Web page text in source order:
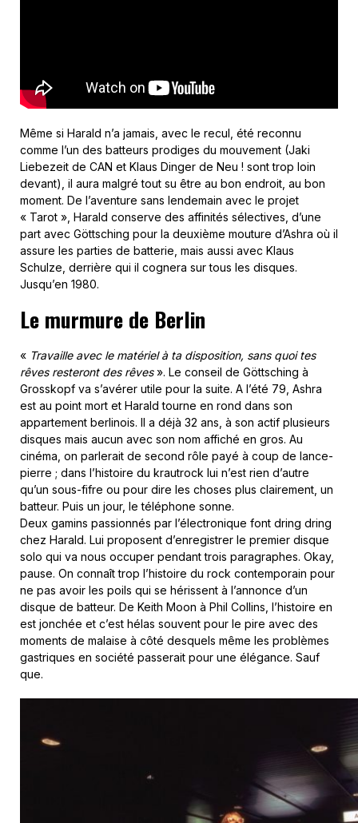
Même si Harald n’a jamais, avec le recul, été reconnu
comme l’un des batteurs prodiges du mouvement (Jaki
Liebezeit de CAN et Klaus Dinger de Neu ! sont trop loin
devant), il aura malgré tout su être au bon endroit, au bon
moment. De l’aventure sans lendemain avec le projet
« Tarot », Harald conserve des affinités sélectives, d’une
part avec Göttsching pour la deuxième mouture d’Ashra où il
assure les parties de batterie, mais aussi avec Klaus
Schulze, derrière qui il cognera sur tous les disques.
Jusqu’en 1980.
Le murmure de Berlin
« Travaille avec le matériel à ta disposition, sans quoi tes
rêves resteront des rêves». Le conseil de Göttsching à
Grosskopf va s’avérer utile pour la suite. A l’été 79, Ashra
est au point mort et Harald tourne en rond dans son
appartement berlinois. Il a déjà 32 ans, à son actif plusieurs
disques mais aucun avec son nom affiché en gros. Au
cinéma, on parlerait de second rôle payé à coup de lance-
pierre ; dans l’histoire du krautrock lui n’est rien d’autre
qu’un sous-fifre ou pour dire les choses plus clairement, un
batteur. Puis un jour, le téléphone sonne.
Deux gamins passionnés par l’électronique font dring dring
chez Harald. Lui proposent d’enregistrer le premier disque
solo qui va nous occuper pendant trois paragraphes. Okay,
pause. On connaît trop l’histoire du rock contemporain pour
ne pas avoir les poils qui se hérissent à l’annonce d’un
disque de batteur. De Keith Moon à Phil Collins, l’histoire en
est jonchée et c’est hélas souvent pour le pire avec des
moments de malaise à côté desquels même les problèmes
gastriques en société passerait pour une élégance. Sauf
que.